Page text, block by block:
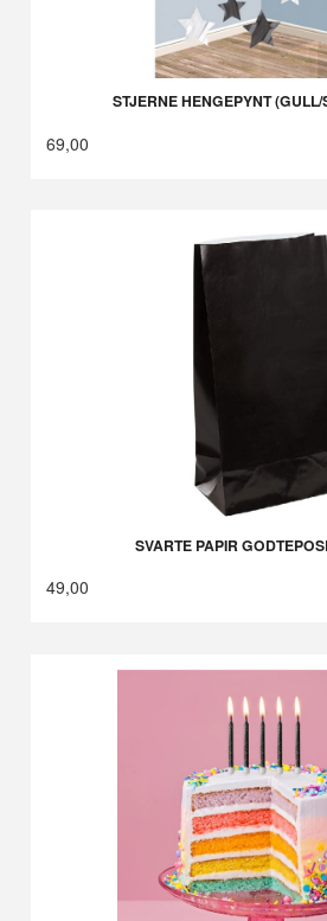
STJERNE HENGEPYNT
69,00
SVARTE PAPIR
49,00